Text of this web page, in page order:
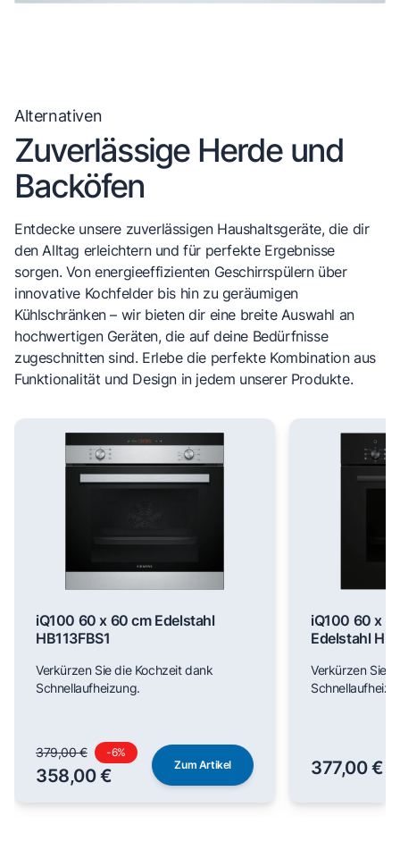
Alternativen
Zuverlässige Herde und
Backöfen
Entdecke unsere zuverlässigen Haushaltsgeräte, die dir
den Alltag erleichtern und für perfekte Ergebnisse
sorgen. Von energieeffizienten Geschirrspülern über
innovative Kochfelder bis hin zu geräumigen
Kühlschränken – wir bieten dir eine breite Auswahl an
hochwertigen Geräten, die auf deine Bedürfnisse
zugeschnitten sind. Erlebe die perfekte Kombination aus
Funktionalität und Design in jedem unserer Produkte.
iQ100 60 x 60 cm Edelstahl
HB113FBS1
Verkürzen Sie die Kochzeit dank
Schnellaufheizung.
379,00 € -6%
358,00 €
Zum Artikel
iQ100 60 x
Edelstahl
Verkürzen Sie
377,00 €